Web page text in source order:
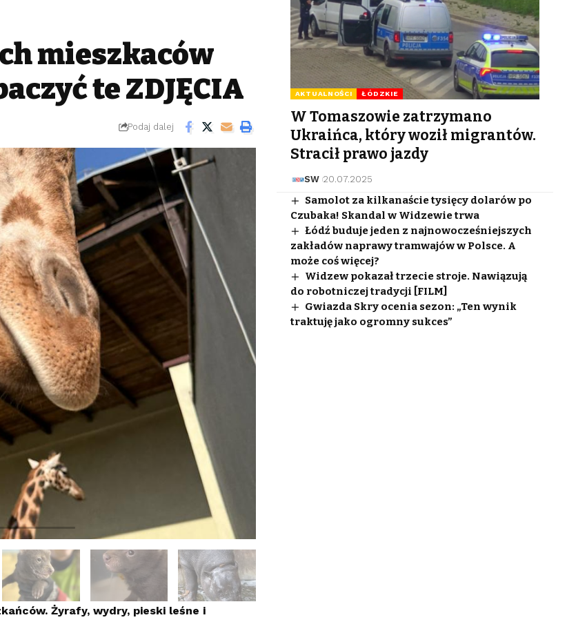
mieszkańców
te ZDJĘCIA
Podaj dalej
Żyrafy, wydry, pieski leśne i
AKTUALNOŚCI ŁÓDZKIE
W Tomaszowie zatrzymano
Ukraińca, który woził migrantów.
Stracił prawo jazdy
SW 20.07.2025
Samolot za kilkanaście tysięcy dolarów po
Czubaka! Skandal w Widzewie trwa
Łódź buduje jeden z najnowocześniejszych
zakładów naprawy tramwajów w Polsce. A
może coś więcej?
Widzew pokazał trzecie stroje. Nawiązują
do robotniczej tradycji [FILM]
Gwiazda Skry ocenia sezon: „Ten wynik
traktuję jako ogromny sukces”